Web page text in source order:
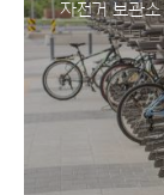
자전거 보관소